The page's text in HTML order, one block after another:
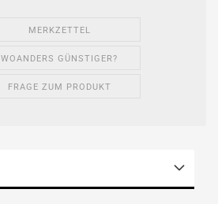
MERKZETTEL
WOANDERS GÜNSTIGER?
FRAGE ZUM PRODUKT